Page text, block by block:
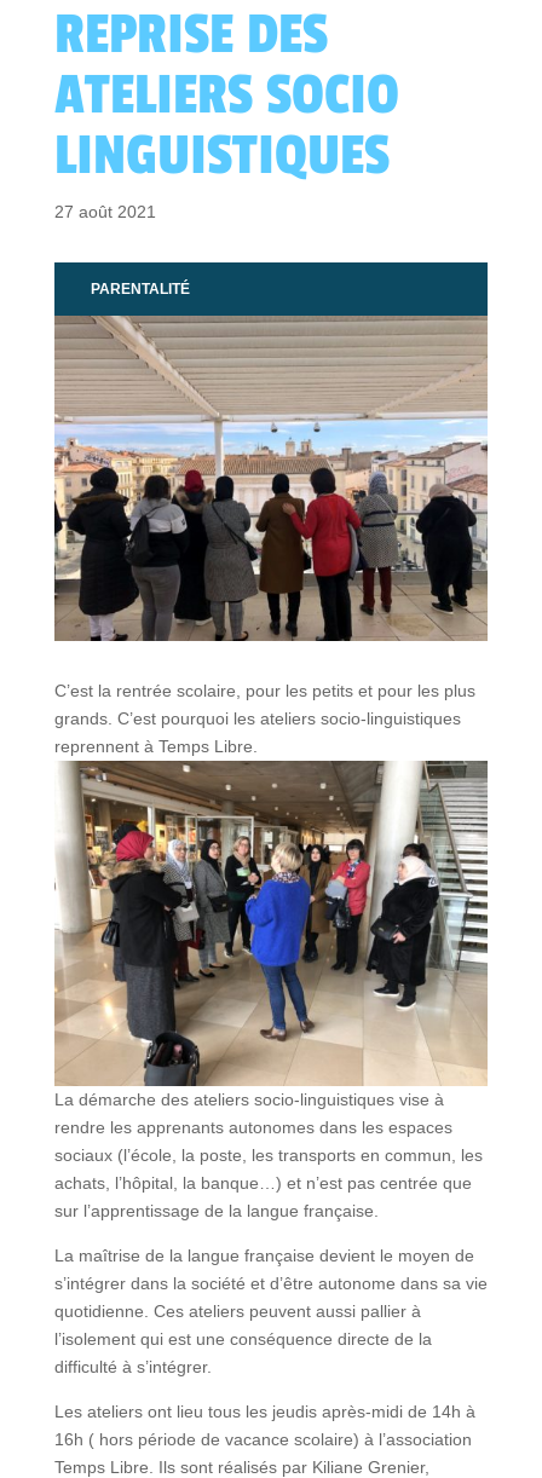
REPRISE DES
ATELIERS SOCIO
LINGUISTIQUES
27 août 2021
PARENTALITÉ
C’est la rentrée scolaire, pour les petits et pour les plus
grands. C’est pourquoi les ateliers socio-linguistiques
reprennent à Temps Libre.
La démarche des ateliers socio-linguistiques vise à
rendre les apprenants autonomes dans les espaces
sociaux (l’école, la poste, les transports en commun, les
achats, l’hôpital, la banque…) et n’est pas centrée que
sur l’apprentissage de la langue française.
La maîtrise de la langue française devient le moyen de
s’intégrer dans la société et d’être autonome dans sa vie
quotidienne. Ces ateliers peuvent aussi pallier à
l’isolement qui est une conséquence directe de la
difficulté à s’intégrer.
Les ateliers ont lieu tous les jeudis après-midi de 14h à
16h ( hors période de vacance scolaire) à l’association
Temps Libre. Ils sont réalisés par Kiliane Grenier,